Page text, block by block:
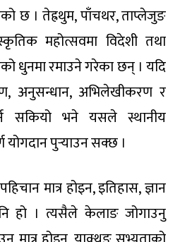
छ । तेह्रथुम, पाँचथर, ताप्लेजुङ
महोत्सवमा विदेशी तथा
धुनमा रमाउने गरेका छन् । यदि
अनुसन्धान, अभिलेखीकरण र
सकियो भने यसले स्थानीय
योगदान पुर्‍याउन सक्छ ।
मात्र होइन, इतिहास, ज्ञान
हो । त्यसैले केलाङ जोगाउनु